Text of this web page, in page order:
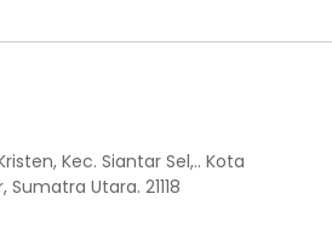
Kec. Siantar Sel,.. Kota
Utara. 21118